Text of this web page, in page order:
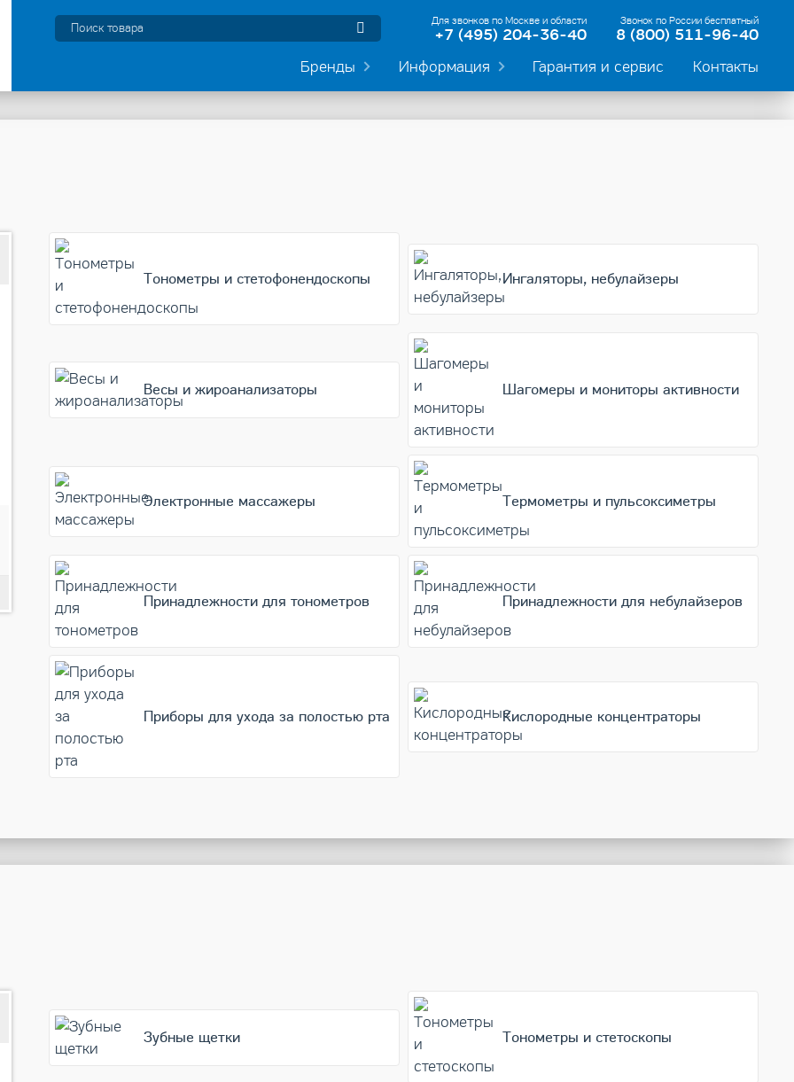
Для звонков по Москве и области
+7 (495) 204-36-40
Звонок по России бесплатный
8 (800) 511-96-40
Бренды Информация Гарантия и сервис Контакты
Небулайзер Omron CompAir NE-C28 Plus
9 361
Тонометры и стетофонендоскопы Ингаляторы, небулайзеры
Весы и жироанализаторы Шагомеры и мониторы активности
Электронные массажеры Термометры и пульсоксиметры
Принадлежности для тонометров Принадлежности для небулайзеров
Приборы для ухода за полостью рта Кислородные концентраторы
Пульсоксиметр B.Well MED-320
Зубные щетки Тонометры и стетоскопы